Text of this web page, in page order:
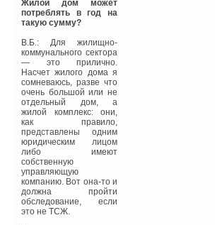
Жилой дом может
потреблять в год на
такую сумму?
В.Б.: Для жилищно-
коммунального сектора
— это прилично.
Насчет жилого дома я
сомневаюсь, разве что
очень большой или не
отдельный дом, а
жилой комплекс: они,
как правило,
представлены одним
юридическим лицом
либо имеют
собственную
управляющую
компанию. Вот она-то и
должна пройти
обследование, если
это не ТСЖ.
дом» не получил
официального
разъяснения, в связи, с
безосновательно
применяется по
отношению к зданиям,
не отвечающим данным
требованиям.
Исходя из опыта
строительства подобных
зданий в Западной
Европе, такими
зданиями считаются
дома, которые
потребляют на 25 %
тепловой энергии
меньше, чем принято
нормативными
документами.
Соответственно, по